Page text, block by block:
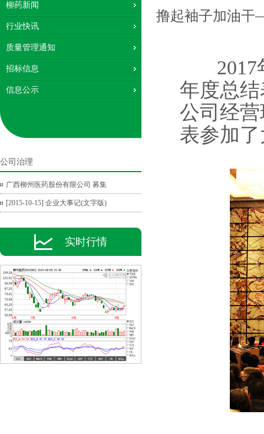
柳药新闻
行业快讯
质量管理通知
招标信息
信息公示
公司治理
广西柳州医药股份有限公司 募集
[2015-10-15] 企业大事记(文字版)
实时行情
撸起袖子加油干
2017年
年度总
公司经
表参加